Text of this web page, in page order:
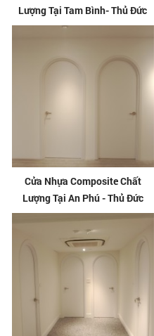
Lượng Tại Tam Bình- Thủ Đức
Cửa Nhựa Composite Chất
Lượng Tại An Phú - Thủ Đức